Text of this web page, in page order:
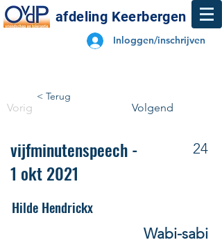
afdeling Keerbergen
Inloggen/inschrijven
< Terug
Vorig Volgend
vijfminutenspeech -
1 okt 2021
24
Hilde Hendrickx
Wabi-sabi